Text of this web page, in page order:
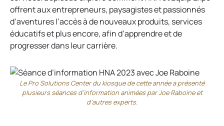
offrent aux entrepreneurs, paysagistes et passionnés
d’aventures l’accès à de nouveaux produits, services
éducatifs et plus encore, afin d’apprendre et de
progresser dans leur carrière.
Le Pro Solutions Center du kiosque de cette année a présenté
plusieurs séances d’information animées par Joe Raboine et
d’autres experts.